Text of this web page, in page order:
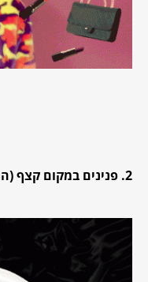
2. פנינים במקום קצף (התעלמנו לרגע מהאיפור הכבד)